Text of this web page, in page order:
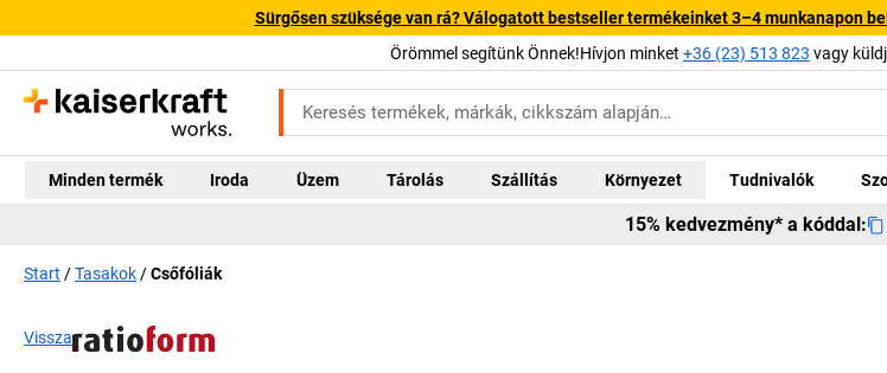
Sürgősen szüksége van rá? Válogatott bestseller termékeinket 3–4 munkanapon
Örömmel segítünk Önnek!Hívjon minket +36 (23) 513 823 vagy
Minden termék Iroda Üzem Tárolás Szállítás Környezet Tudnivalók
15% kedvezmény* a kóddal:
Start Tasakok Csőfóliák
Vissza